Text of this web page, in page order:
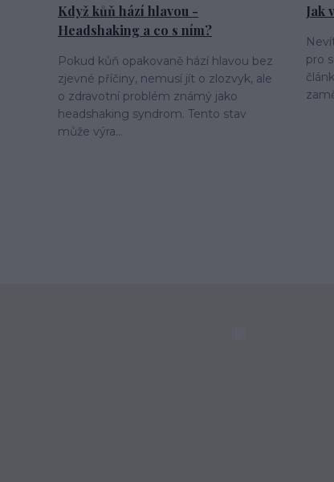
Když kůň hází hlavou -
Headshaking a co s ním?
Pokud kůň opakovaně hází hlavou bez
zjevné příčiny, nemusí jít o zlozvyk, ale
o zdravotní problém známý jako
headshaking syndrom. Tento stav
může výra...
Jak
pro